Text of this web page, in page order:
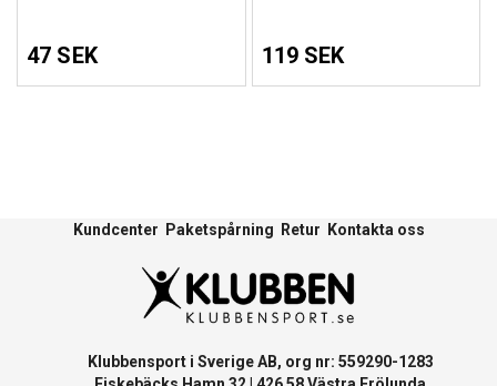
47 SEK 119 SEK
Kundcenter Paketspårning Retur Kontakta oss
Klubbensport i Sverige AB, org nr: 559290-1283